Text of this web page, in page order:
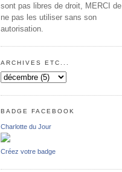
sont pas libres de droit, MERCI de
ne pas les utiliser sans son
autorisation.
ARCHIVES ETC...
BADGE FACEBOOK
Charlotte du Jour
Créez votre badge